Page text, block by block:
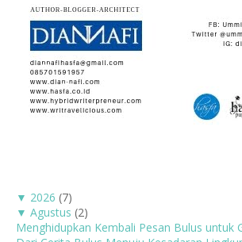
▼ 2026 (7)
▼ Agustus (2)
Menghidupkan Kembali Pesan Bulus untuk